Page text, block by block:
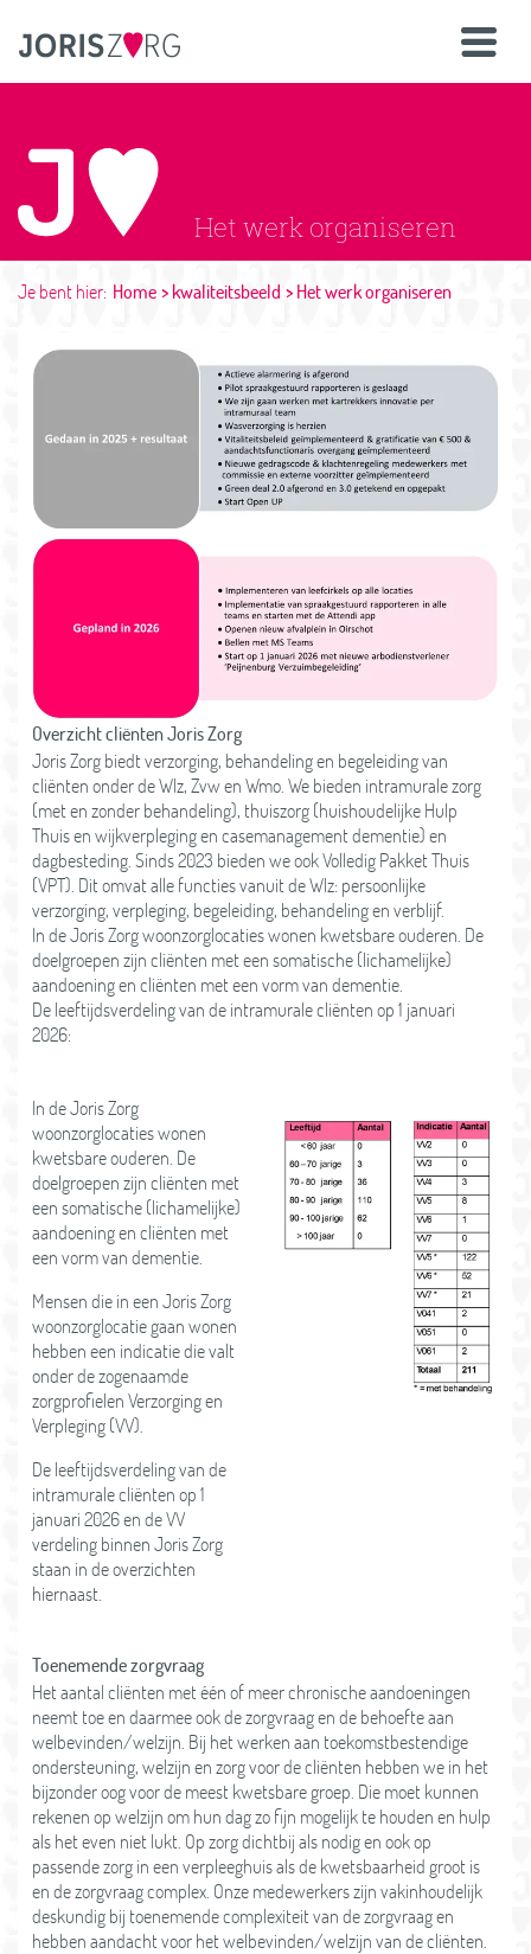
Het werk organiseren
Je bent hier: Home kwaliteitsbeeld Het werk organiseren
Overzicht cliënten Joris Zorg
Joris Zorg biedt verzorging, behandeling en begeleiding van
cliënten onder de Wlz, Zvw en Wmo. We bieden intramurale zorg
(met en zonder behandeling), thuiszorg (huishoudelijke Hulp
Thuis en wijkverpleging en casemanagement dementie) en
dagbesteding. Sinds 2023 bieden we ook Volledig Pakket Thuis
(VPT). Dit omvat alle functies vanuit de Wlz: persoonlijke
verzorging, verpleging, begeleiding, behandeling en verblijf.
In de Joris Zorg woonzorglocaties wonen kwetsbare ouderen. De
doelgroepen zijn cliënten met een somatische (lichamelijke)
aandoening en cliënten met een vorm van dementie.
De leeftijdsverdeling van de intramurale cliënten op 1 januari
2026:
In de Joris Zorg
woonzorglocaties wonen
kwetsbare ouderen. De
doelgroepen zijn cliënten met
een somatische (lichamelijke)
aandoening en cliënten met
een vorm van dementie.
Mensen die in een Joris Zorg
woonzorglocatie gaan wonen
hebben een indicatie die valt
onder de zogenaamde
zorgprofielen Verzorging en
Verpleging (VV).
De leeftijdsverdeling van de
intramurale cliënten op 1
januari 2026 en de VV
verdeling binnen Joris Zorg
staan in de overzichten
hiernaast.
Toenemende zorgvraag
Het aantal cliënten met één of meer chronische aandoeningen
neemt toe en daarmee ook de zorgvraag en de behoefte aan
welbevinden/welzijn. Bij het werken aan toekomstbestendige
ondersteuning, welzijn en zorg voor de cliënten hebben we in het
bijzonder oog voor de meest kwetsbare groep. Die moet kunnen
rekenen op welzijn om hun dag zo fijn mogelijk te houden en hulp
als het even niet lukt. Op zorg dichtbij als nodig en ook op
passende zorg in een verpleeghuis als de kwetsbaarheid groot is
en de zorgvraag complex. Onze medewerkers zijn vakinhoudelijk
deskundig bij toenemende complexiteit van de zorgvraag en
hebben aandacht voor het welbevinden/welzijn van de cliënten.